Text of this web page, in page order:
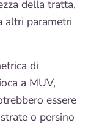
della tratta,
altri parametri
di
a MUV,
essere
o persino